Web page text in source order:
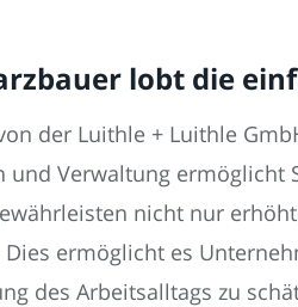
lobt die
der Luithle + Luithle
Verwaltung ermöglicht
nicht nur
ermöglicht es
des Arbeitsalltags zu